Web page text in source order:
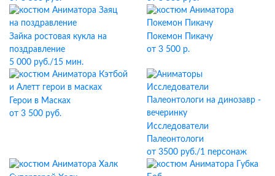
Зайка ростовая кукла на
поздравление
5 000 руб./15 мин.
Покемон Пикачу
от 3 500 р.
Герои в Масках
от 3 500 руб.
Исследователи
Палеонтологи
от 3500 руб./1 персонаж